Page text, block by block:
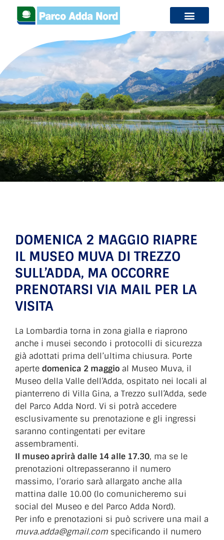
DOMENICA 2 MAGGIO RIAPRE
IL MUSEO MUVA DI TREZZO
SULL’ADDA, MA OCCORRE
PRENOTARSI VIA MAIL PER LA
VISITA
La Lombardia torna in zona gialla e riaprono
anche i musei secondo i protocolli di sicurezza
già adottati prima dell’ultima chiusura. Porte
aperte domenica 2 maggio al Museo Muva, il
Museo della Valle dell’Adda, ospitato nei locali al
pianterreno di Villa Gina, a Trezzo sull’Adda, sede
del Parco Adda Nord. Vi si potrà accedere
esclusivamente su prenotazione e gli ingressi
saranno contingentati per evitare
assembramenti.
Il museo aprirà dalle 14 alle 17.30, ma se le
prenotazioni oltrepasseranno il numero
massimo, l’orario sarà allargato anche alla
mattina dalle 10.00 (lo comunicheremo sui
social del Museo e del Parco Adda Nord).
Per info e prenotazioni si può scrivere una mail a
muva.adda@gmail.com specificando il numero